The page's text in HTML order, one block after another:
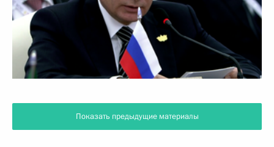
Показать предыдущие материалы